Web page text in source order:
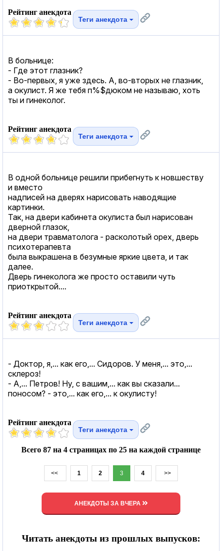
Рейтинг анекдота
Теги анекдота
В больнице:
- Где этот глазник?
- Во-первых, я уже здесь. А, во-вторых не глазник,
а окулист. Я же тебя п%$дюком не называю, хоть
ты и гинеколог.
Рейтинг анекдота
Теги анекдота
В одной больнице решили прибегнуть к новшеству
и вместо
надписей на дверях нарисовать наводящие
картинки.
Так, на двери кабинета окулиста был нарисован
дверной глазок,
на двери травматолога - расколотый орех, дверь
психотерапевта
была выкрашена в безумные яркие цвета, и так
далее.
Дверь гинеколога же просто оставили чуть
приоткрытой....
Рейтинг анекдота
Теги анекдота
- Доктор, я,... как его,... Сидоров. У меня,... это,...
склероз!
- А,... Петров! Ну, с вашим,... как вы сказали...
поносом? - это,... как его,... к окулисту!
Рейтинг анекдота
Теги анекдота
Всего 87 на 4 страницах по 25 на каждой странице
<< 1 2 3 4 >>
АНЕКДОТЫ ЗА ВЧЕРА
Читать анекдоты из прошлых выпусков: